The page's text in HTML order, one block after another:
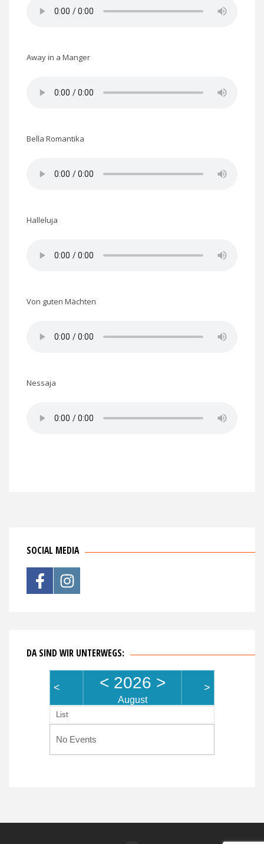
Away in a Manger
Bella Romantika
Halleluja
Von guten Mächten
Nessaja
SOCIAL MEDIA
DA SIND WIR UNTERWEGS:
< < 2026 >
August
>
List
No Events